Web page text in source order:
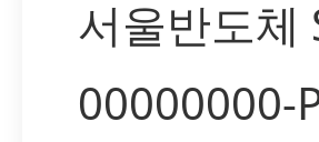
서울반도체
00000000-